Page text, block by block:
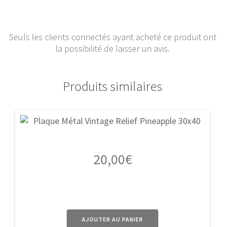
Seuls les clients connectés ayant acheté ce produit ont
la possibilité de laisser un avis.
Produits similaires
20,00€
AJOUTER AU PANIER